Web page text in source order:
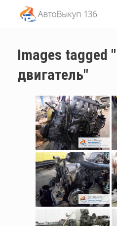
содержанию
Images tagged
двигатель"